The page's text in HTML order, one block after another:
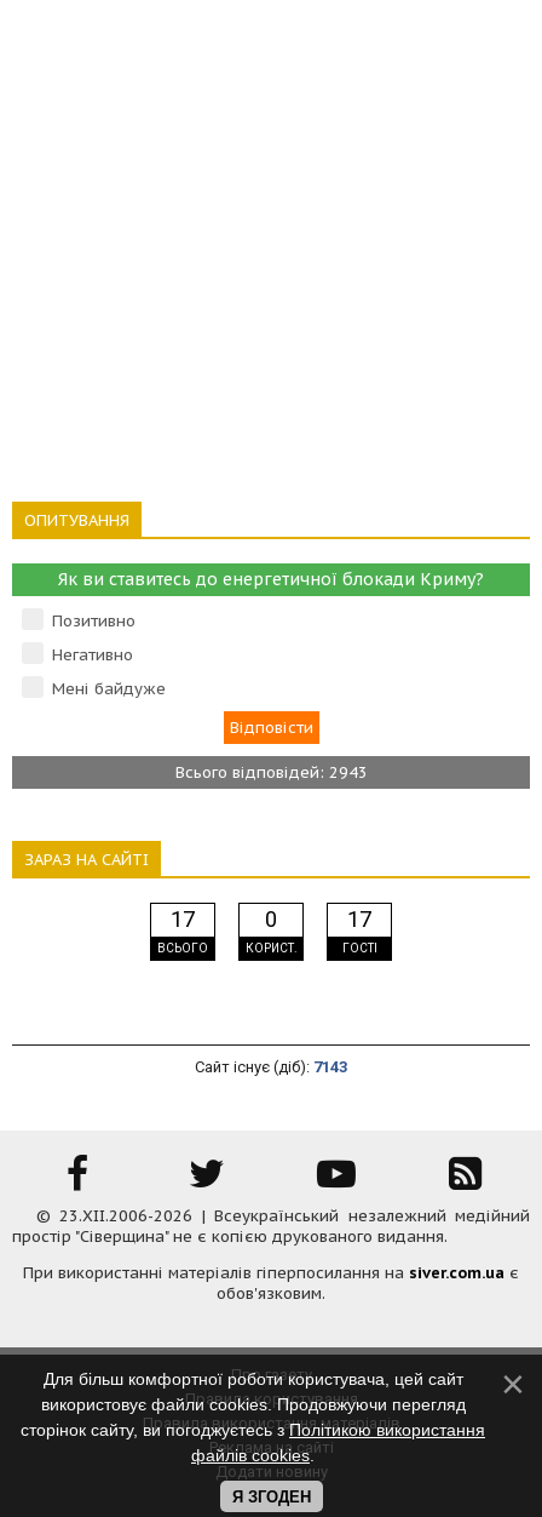
ОПИТУВАННЯ
Як ви ставитесь до енергетичної блокади Криму?
Позитивно
Негативно
Мені байдуже
Всього відповідей: 2943
ЗАРАЗ НА САЙТІ
17
ВСЬОГО
0
КОРИСТ.
17
ГОСТІ
Сайт існує (діб): 7143
© 23.XII.2006-2026 | Всеукраїнський незалежний медійний
простір "Сіверщина" не є копією друкованого видання.
При використанні матеріалів гіперпосилання на siver.com.ua є
обов'язковим.
Про газету
Правила користування
Правила використання матеріалів
Реклама на сайті
Додати новину
Контакти
Для більш комфортної роботи користувача, цей сайт
використовує файли cookies. Продовжуючи перегляд
сторінок сайту, ви погоджуєтесь зПолітикою використання
файлів cookies.
Я ЗГОДЕН